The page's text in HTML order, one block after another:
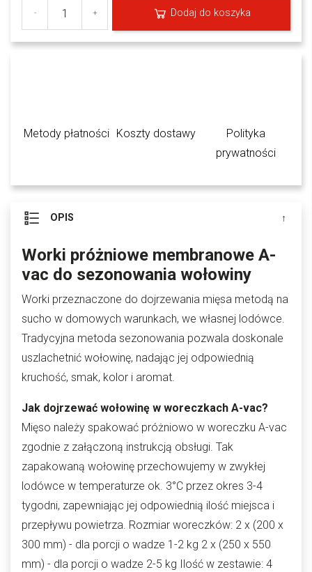
- + Dodaj do koszyka
Metody płatności Koszty dostawy
Polityka
prywatności
OPIS
Worki próżniowe membranowe A-
vac do sezonowania wołowiny
Worki przeznaczone do dojrzewania mięsa metodą na
sucho w domowych warunkach, we własnej lodówce.
Tradycyjna metoda sezonowania pozwala doskonale
uszlachetnić wołowinę, nadając jej odpowiednią
kruchość, smak, kolor i aromat.
Jak dojrzewać wołowinę w woreczkach A-vac?
Mięso należy spakować próżniowo w woreczku A-vac
zgodnie z załączoną instrukcją obsługi. Tak
zapakowaną wołowinę przechowujemy w zwykłej
lodówce w temperaturze ok. 3°C przez okres 3-4
tygodni, zapewniając jej odpowiednią ilość miejsca i
przepływu powietrza. Rozmiar woreczków: 2 x (200 x
300 mm) - dla porcji o wadze 1-2 kg 2 x (250 x 550
mm) - dla porcji o wadze 2-5 kg Ilość w zestawie: 4